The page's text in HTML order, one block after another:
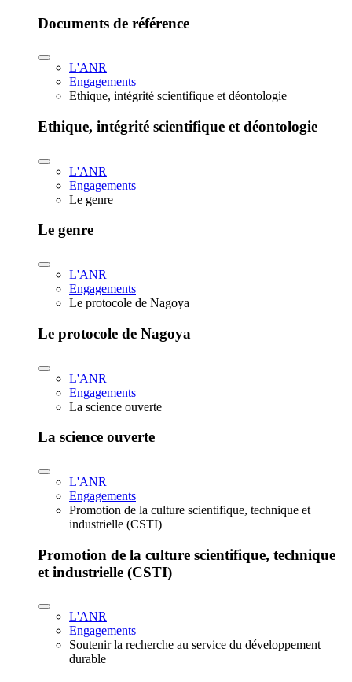
Documents de référence
L'ANR
Engagements
Ethique, intégrité scientifique et déontologie
Ethique, intégrité scientifique et déontologie
L'ANR
Engagements
Le genre
Le genre
L'ANR
Engagements
Le protocole de Nagoya
Le protocole de Nagoya
L'ANR
Engagements
La science ouverte
La science ouverte
L'ANR
Engagements
Promotion de la culture scientifique, technique et
industrielle (CSTI)
Promotion de la culture scientifique, technique
et industrielle (CSTI)
L'ANR
Engagements
Soutenir la recherche au service du développement
durable